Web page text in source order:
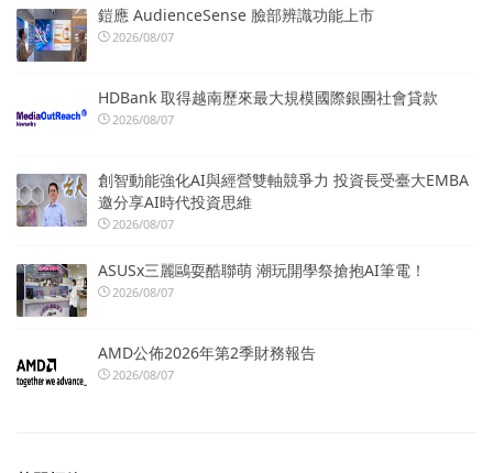
鎧應 AudienceSense 臉部辨識功能上市
2026/08/07
HDBank 取得越南歷來最大規模國際銀團社會貸款
2026/08/07
創智動能強化AI與經營雙軸競爭力 投資長受臺大EMBA
邀分享AI時代投資思維
2026/08/07
ASUSx三麗鷗耍酷聯萌 潮玩開學祭搶抱AI筆電！
2026/08/07
AMD公佈2026年第2季財務報告
2026/08/07